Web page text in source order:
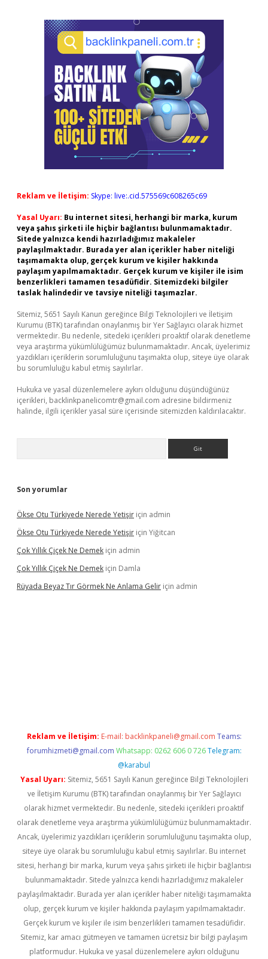
Reklam ve İletişim: Skype: live:.cid.575569c608265c69
Yasal Uyarı: Bu internet sitesi, herhangi bir marka, kurum
veya şahıs şirketi ile hiçbir bağlantısı bulunmamaktadır.
Sitede yalnızca kendi hazırladığımız makaleler
paylaşılmaktadır. Burada yer alan içerikler haber niteliği
taşımamakta olup, gerçek kurum ve kişiler hakkında
paylaşım yapılmamaktadır. Gerçek kurum ve kişiler ile isim
benzerlikleri tamamen tesadüfidir. Sitemizdeki bilgiler
taslak halindedir ve tavsiye niteliği taşımazlar.
Sitemiz, 5651 Sayılı Kanun gereğince Bilgi Teknolojileri ve İletişim
Kurumu (BTK) tarafından onaylanmış bir Yer Sağlayıcı olarak hizmet
vermektedir. Bu nedenle, sitedeki içerikleri proaktif olarak denetleme
veya araştırma yükümlülüğümüz bulunmamaktadır. Ancak, üyelerimiz
yazdıkları içeriklerin sorumluluğunu taşımakta olup, siteye üye olarak
bu sorumluluğu kabul etmiş sayılırlar.
Hukuka ve yasal düzenlemelere aykırı olduğunu düşündüğünüz
içerikleri, backlinkpanelicomtr@gmail.com adresine bildirmeniz
halinde, ilgili içerikler yasal süre içerisinde sitemizden kaldırılacaktır.
Son yorumlar
Ökse Otu Türkiyede Nerede Yetişir için admin
Ökse Otu Türkiyede Nerede Yetişir için Yiğitcan
Çok Yıllık Çiçek Ne Demek için admin
Çok Yıllık Çiçek Ne Demek için Damla
Rüyada Beyaz Tır Görmek Ne Anlama Gelir için admin
Reklam ve İletişim: E-mail: backlinkpaneli@gmail.com Teams:
forumhizmeti@gmail.com Whatsapp: 0262 606 0 726 Telegram:
@karabul
Yasal Uyarı: Sitemiz, 5651 Sayılı Kanun gereğince Bilgi Teknolojileri
ve İletişim Kurumu (BTK) tarafından onaylanmış bir Yer Sağlayıcı
olarak hizmet vermektedir. Bu nedenle, sitedeki içerikleri proaktif
olarak denetleme veya araştırma yükümlülüğümüz bulunmamaktadır.
Ancak, üyelerimiz yazdıkları içeriklerin sorumluluğunu taşımakta olup,
siteye üye olarak bu sorumluluğu kabul etmiş sayılırlar. Bu internet
sitesi, herhangi bir marka, kurum veya şahıs şirketi ile hiçbir bağlantısı
bulunmamaktadır. Sitede yalnızca kendi hazırladığımız makaleler
paylaşılmaktadır. Burada yer alan içerikler haber niteliği taşımamakta
olup, gerçek kurum ve kişiler hakkında paylaşım yapılmamaktadır.
Gerçek kurum ve kişiler ile isim benzerlikleri tamamen tesadüfidir.
Sitemiz, kar amacı gütmeyen ve tamamen ücretsiz bir bilgi paylaşım
platformudur. Hukuka ve yasal düzenlemelere aykırı olduğunu